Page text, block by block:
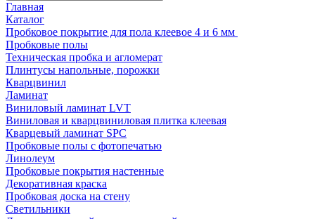
Главная
Каталог
Пробковое покрытие для пола клеевое 4 и 6 мм
Пробковые полы
Техническая пробка и агломерат
Плинтусы напольные, порожки
Кварцвинил
Ламинат
Виниловый ламинат LVT
Виниловая и кварцвиниловая плитка клеевая
Кварцевый ламинат SPC
Пробковые полы с фотопечатью
Линолеум
Пробковые покрытия настенные
Декоративная краска
Пробковая доска на стену
Светильники